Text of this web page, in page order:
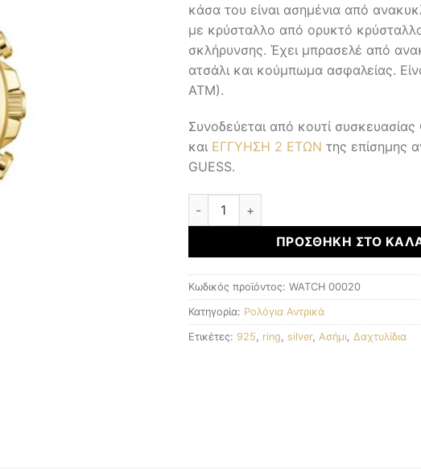
κάσα του είναι ασημένια από
με κρύσταλλο από ορυκτό κρύσταλλο
σκλήρυνσης. Έχει μπρασελέ από
ατσάλι και κούμπωμα ασφαλείας.
ΑΤΜ).
Συνοδεύεται από κουτί συσκευασίας
και ΕΓΓΥΗΣΗ 2 ΕΤΩΝ της επίσημης
GUESS.
Αντρικά Ρολόγια ποσότητα
ΠΡΟΣΘΉΚΗ ΣΤΟ
Κωδικός προϊόντος: WATCH 00020
Κατηγορία: Ρολόγια Αντρικά
Ετικέτες: 925, ring, silver, Ασήμι, Δαχτυλίδια